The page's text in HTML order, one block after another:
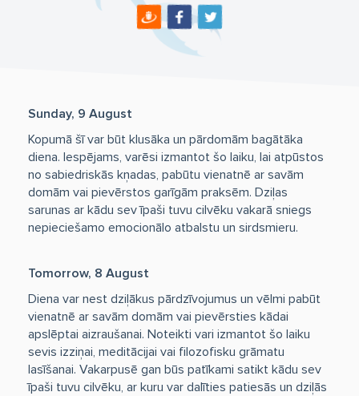
Sunday, 9 August
Kopumā šī var būt klusāka un pārdomām bagātāka
diena. Iespējams, varēsi izmantot šo laiku, lai atpūstos
no sabiedriskās kņadas, pabūtu vienatnē ar savām
domām vai pievērstos garīgām praksēm. Dziļas
sarunas ar kādu sev īpaši tuvu cilvēku vakarā sniegs
nepieciešamo emocionālo atbalstu un sirdsmieru.
Tomorrow, 8 August
Diena var nest dziļākus pārdzīvojumus un vēlmi pabūt
vienatnē ar savām domām vai pievērsties kādai
apslēptai aizraušanai. Noteikti vari izmantot šo laiku
sevis izziņai, meditācijai vai filozofisku grāmatu
lasīšanai. Vakarpusē gan būs patīkami satikt kādu sev
īpaši tuvu cilvēku, ar kuru var dalīties patiesās un dziļās